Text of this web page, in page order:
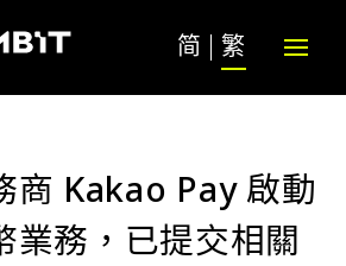
简 繁
商 Kakao Pay 啟動
業務，已提交相關